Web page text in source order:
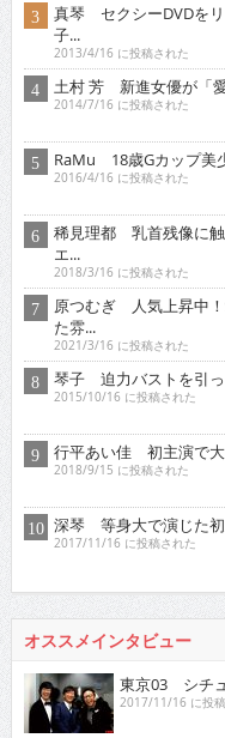
真琴 セクシーDVDを
子...
2013/4/16 に投稿された
土村 芳 新進女優が「
2014/7/16 に投稿された
RaMu 18歳Gカップ美
2016/4/16 に投稿された
稀見理都 乳首残像に
エ...
2018/3/16 に投稿された
原つむぎ 人気上昇中
た雰...
2021/3/16 に投稿された
琴子 迫力バストを引っ
2015/10/16 に投稿された
行平あい佳 初主演で
2018/9/15 に投稿された
深琴 等身大で演じた初
2017/11/16 に投稿された
オススメインタビュー
東京03 シチ
2017/11/16 に投